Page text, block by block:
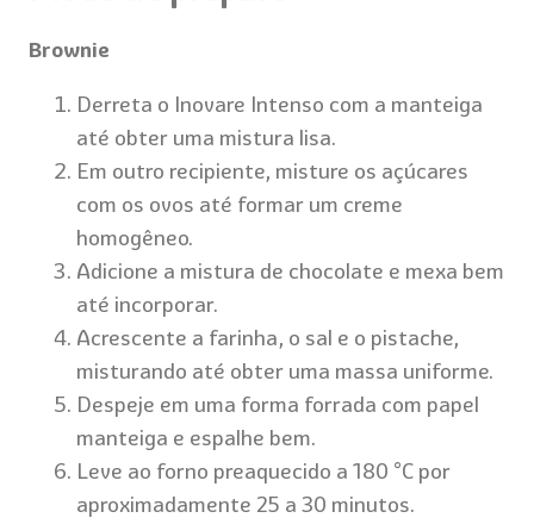
Brownie
Derreta o Inovare Intenso com a manteiga
até obter uma mistura lisa.
Em outro recipiente, misture os açúcares
com os ovos até formar um creme
homogêneo.
Adicione a mistura de chocolate e mexa bem
até incorporar.
Acrescente a farinha, o sal e o pistache,
misturando até obter uma massa uniforme.
Despeje em uma forma forrada com papel
manteiga e espalhe bem.
Leve ao forno preaquecido a 180 °C por
aproximadamente 25 a 30 minutos.